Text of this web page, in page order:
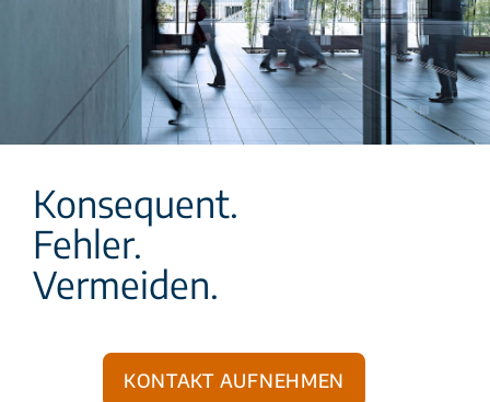
Konsequent.
Fehler.
Vermeiden.
Kontakt aufnehmen